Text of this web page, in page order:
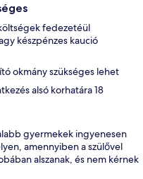
fedezetéül
készpénzes kaució
okmány szükséges lehet
alsó korhatára 18
gyermekek ingyenesen
amennyiben a szülővel
alszanak, és nem kérnek